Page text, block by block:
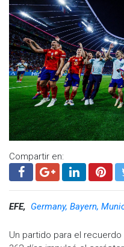
Compartir en:
EFE, Germany, Bayern,
Un partido para el